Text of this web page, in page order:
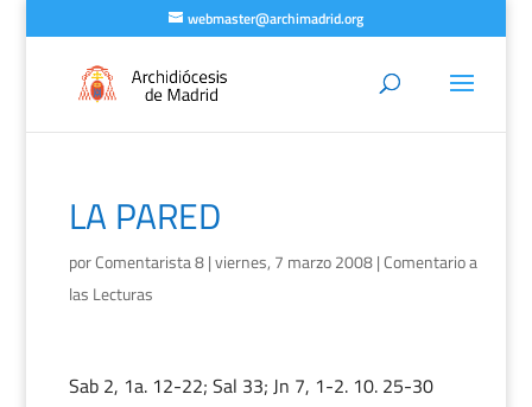
webmaster@archimadrid.org
LA PARED
porComentarista 8|viernes, 7 marzo 2008|Comentario a
las Lecturas
Sab 2, 1a. 12-22; Sal 33; Jn 7, 1-2. 10. 25-30